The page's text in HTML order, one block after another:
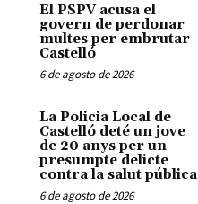
El PSPV acusa el
govern de perdonar
multes per embrutar
Castelló
6 de agosto de 2026
La Policia Local de
Castelló deté un jove
de 20 anys per un
presumpte delicte
contra la salut pública
6 de agosto de 2026